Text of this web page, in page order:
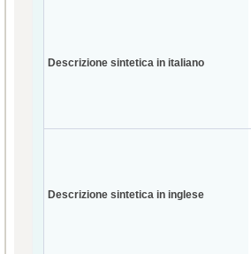
Descrizione sintetica in italiano
Descrizione sintetica in inglese